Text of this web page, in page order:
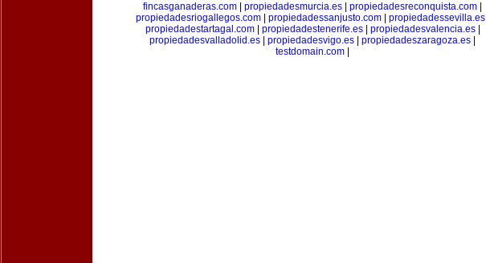
fincasganaderas.com
propiedadesmurcia.es propiedadesreconquista.com
propiedadesriogallegos.com| propiedadessanjusto.com| propiedadessevilla.es|
propiedadestartagal.com| propiedadestenerife.es| propiedadesvalencia.es|
propiedadesvalladolid.es
propiedadesvigo.es propiedadeszaragoza.es
testdomain.com